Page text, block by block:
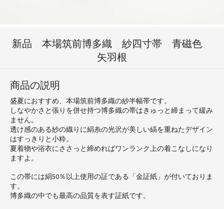
新品 本場筑前博多織 紗四寸帯 青磁色
矢羽根
商品の説明
盛夏におすすめ、本場筑前博多織の紗半幅帯です。
しなやかさと張りを併せ持つ博多織の帯はきゅっと締まって緩み
ません。
透け感のある紗の織りに絹糸の光沢が美しい縞を重ねたデザイン
はすっきりと小粋。
夏着物や浴衣にささっと締めればワンランク上の着こなしになり
ますよ。
この帯には絹50％以上使用の証である「金証紙」が付いておりま
す。
博多織の中でも最高の品質を表す証紙です。